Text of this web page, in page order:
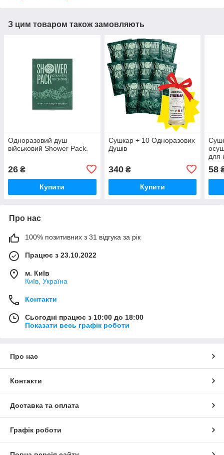
З цим товаром також замовляють
Одноразовий душ
військовий Shower Pack.
26 ₴
Купити
Сушкар + 10 Одноразових
Душів
340₴
Купити
для
58
Про нас
100% позитивних з 31 відгука за рік
Працює з 23.10.2022
м. Київ
Київ, Україна
Контакти
Сьогодні працює з 10:00 до 18:00
Показати весь графік роботи
Про нас
Контакти
Доставка та оплата
Графік роботи